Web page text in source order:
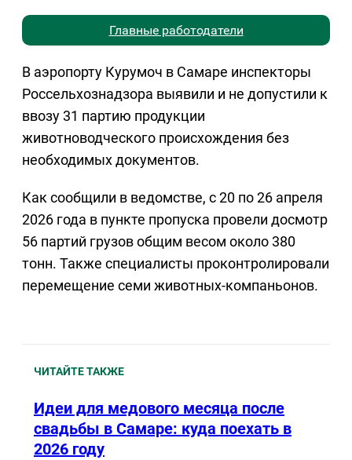
Главные работодатели
В аэропорту Курумоч в Самаре инспекторы
Россельхознадзора выявили и не допустили к
ввозу 31 партию продукции
животноводческого происхождения без
необходимых документов.
Как сообщили в ведомстве, с 20 по 26 апреля
2026 года в пункте пропуска провели досмотр
56 партий грузов общим весом около 380
тонн. Также специалисты проконтролировали
перемещение семи животных-компаньонов.
ЧИТАЙТЕ ТАКЖЕ
Идеи для медового месяца после
свадьбы в Самаре: куда поехать в
2026 году